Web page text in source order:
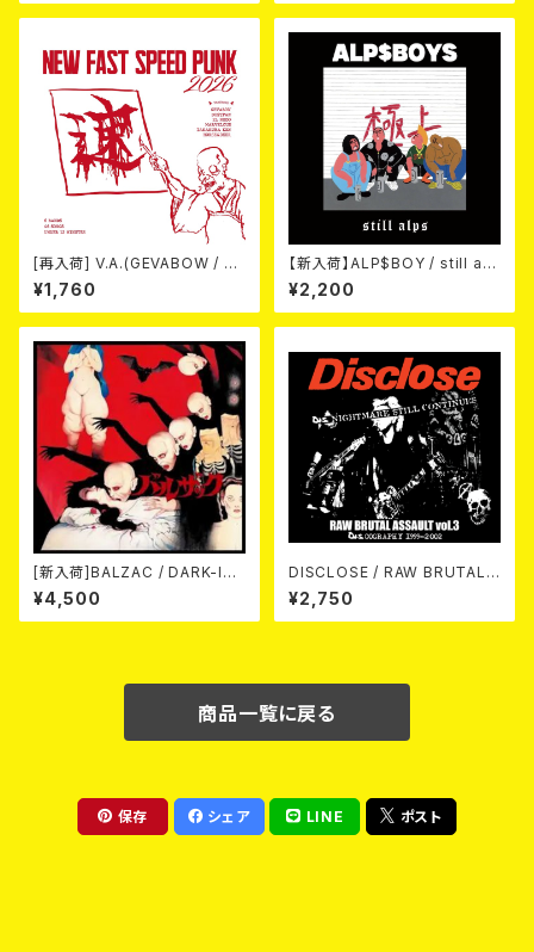
[再入荷] V.A.(GEVABOW / D
USTPAN / EL NUDO / MARV
ELOUS / 高倉健 / Horse & D
eer) / NEW FAST SPEED PU
¥1,760
【新入荷】ALP$BOY / still alp
s (CD)
¥2,200
[新入荷]BALZAC / DARK-IS
M -20th Anniversary Comp
ilation- (2CD)
¥4,500
DISCLOSE / RAW BRUTAL
ASSAULT Vol.3 : DISCOGR
APHY 1999-2002 (2xCD)
¥2,750
商品一覧に戻る
保存 シェア LINE ポスト